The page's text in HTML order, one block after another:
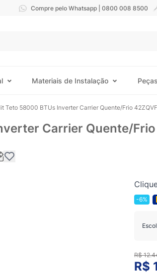
Compre pelo Whatsapp | 0800 008 8500
Materiais de Instalação Peças
Teto 58000 BTUs Inverter Carrier Quente/Frio
Carrier Quente/
-6%
R$
R$